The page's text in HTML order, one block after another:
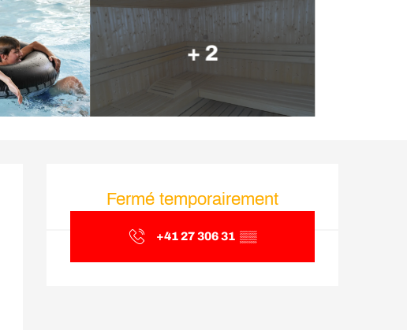
+ 2
Fermé temporairement
+41 27 306 31 ▒▒